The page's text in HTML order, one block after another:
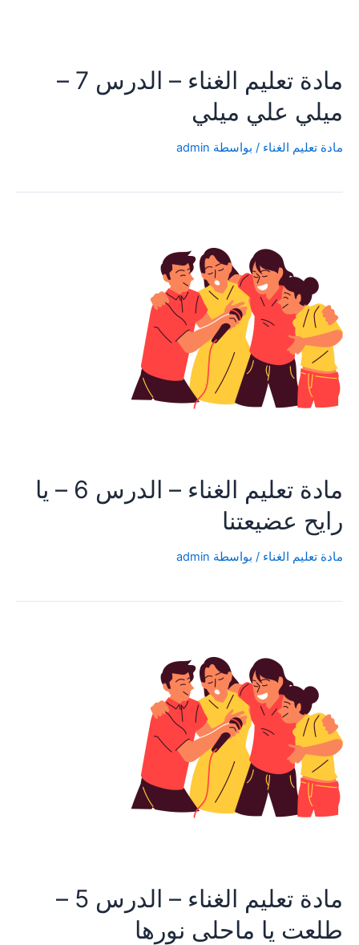
مادة تعليم الغناء – الدرس 7 –
ميلي علي ميلي
مادة تعليم الغناء / بواسطة admin
مادة تعليم الغناء – الدرس 6 – يا
رايح عضيعتنا
مادة تعليم الغناء / بواسطة admin
مادة تعليم الغناء – الدرس 5 –
طلعت يا ماحلى نورها